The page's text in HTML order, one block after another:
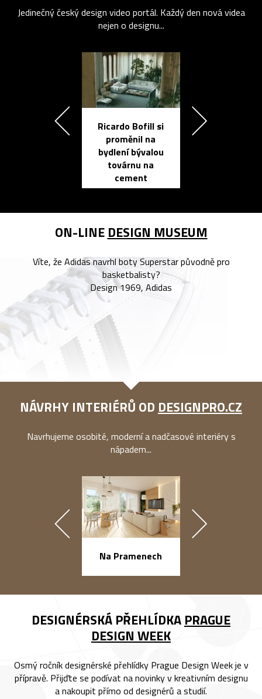
Jedinečný český design video portál. Každý den nová videa
nejen o designu...
Ricardo Bofill si
proměnil na
bydlení bývalou
továrnu na
cement
ON-LINE DESIGN MUSEUM
Víte, že Adidas navrhl boty Superstar původně pro
basketbalisty?
Design 1969, Adidas
NÁVRHY INTERIÉRŮ OD DESIGNPRO.CZ
Navrhujeme osobité, moderní a nadčasové interiéry s
nápadem...
Na Pramenech
DESIGNÉRSKÁ PŘEHLÍDKA PRAGUE
DESIGN WEEK
Osmý ročník designérské přehlídky Prague Design Week je v
přípravě. Přijďte se podívat na novinky v kreativním designu
a nakoupit přímo od designérů a studií.